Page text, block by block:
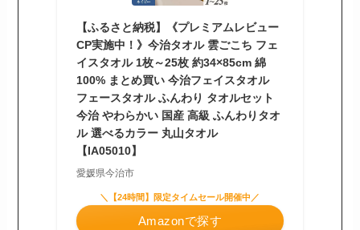
【ふるさと納税】《プレミアムレビュー
CP実施中！》今治タオル 雲ごこち フェ
イスタオル 1枚～25枚 約34×85cm 綿
100% まとめ買い 今治フェイスタオル
フェースタオル ふんわり タオルセット
今治 やわらかい 国産 高級 ふんわりタオ
ル 選べるカラー 丸山タオル
【IA05010】
愛媛県今治市
＼【24時間】限定タイムセール開催中／
Amazonで探す